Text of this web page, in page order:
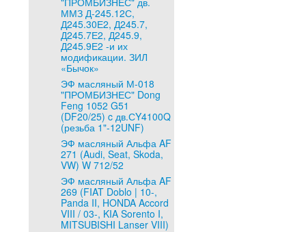
ММЗ Д-245.12С,
Д245.30Е2, Д245.7,
Д245.7Е2, Д245.9,
Д245.9Е2 -и их
модификации. ЗИЛ
«Бычок»
ЭФ масляный М-018
"ПРОМБИЗНЕС" Dong
Feng 1052 G51
(DF20/25) c дв.СY4100Q
(резьба 1"-12UNF)
ЭФ масляный Альфа AF
271 (Audi, Seat, Skoda,
VW) W 712/52
ЭФ масляный Альфа AF
269 (FIAT Doblo | 10-,
Panda II, HONDA Accord
VIII / 03-, KIA Sorento I,
MITSUBISHI Lanser VIII)